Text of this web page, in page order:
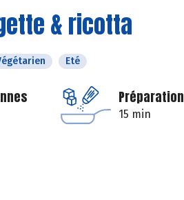
& ricotta
Eté
Préparation
15 min